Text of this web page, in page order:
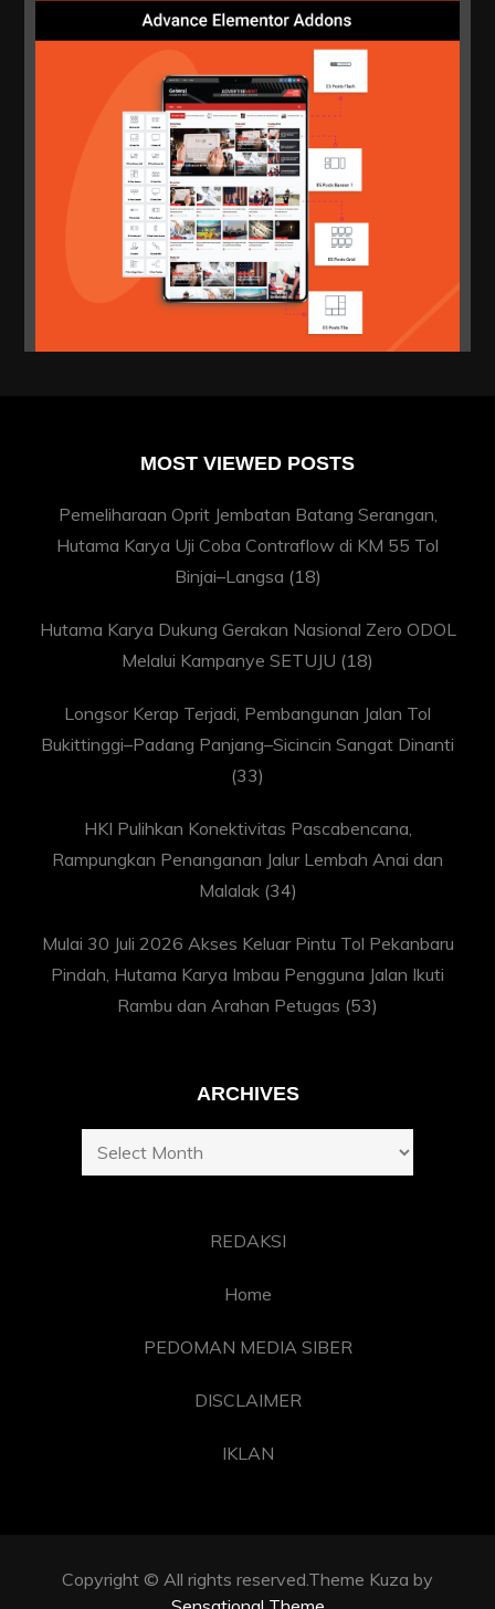
MOST VIEWED POSTS
Pemeliharaan Oprit Jembatan Batang Serangan,
Hutama Karya Uji Coba Contraflow di KM 55 Tol
Binjai–Langsa (18)
Hutama Karya Dukung Gerakan Nasional Zero ODOL
Melalui Kampanye SETUJU (18)
Longsor Kerap Terjadi, Pembangunan Jalan Tol
Bukittinggi–Padang Panjang–Sicincin Sangat Dinanti
(33)
HKI Pulihkan Konektivitas Pascabencana,
Rampungkan Penanganan Jalur Lembah Anai dan
Malalak (34)
Mulai 30 Juli 2026 Akses Keluar Pintu Tol Pekanbaru
Pindah, Hutama Karya Imbau Pengguna Jalan Ikuti
Rambu dan Arahan Petugas (53)
ARCHIVES
Archives
REDAKSI
Home
PEDOMAN MEDIA SIBER
DISCLAIMER
IKLAN
Copyright © All rights reserved.Theme Kuza by